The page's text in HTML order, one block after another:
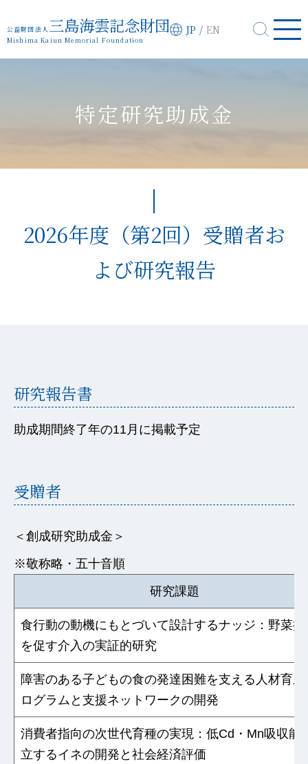
公益財団法人 三島海雲記念財団
Mishima Kaiun Memorial Foundation
JP / EN
特定研究助成金
2026年度（第2回）受贈者お
よび研究報告
研究報告書
助成期間終了年の11月に掲載予定
受贈者
＜創成研究助成金＞
※敬称略・五十音順
研究課題
食行動の動機にもとづいて設計するナッジ：野菜摂
を促す介入の実証的研究
障害のある子どもの食の発達困難を支える人材育成
ログラムと支援ネットワークの開発
消費者指向の次世代育種の実現：低Cd・Mn吸収能
立するイネの開発と社会経済評価